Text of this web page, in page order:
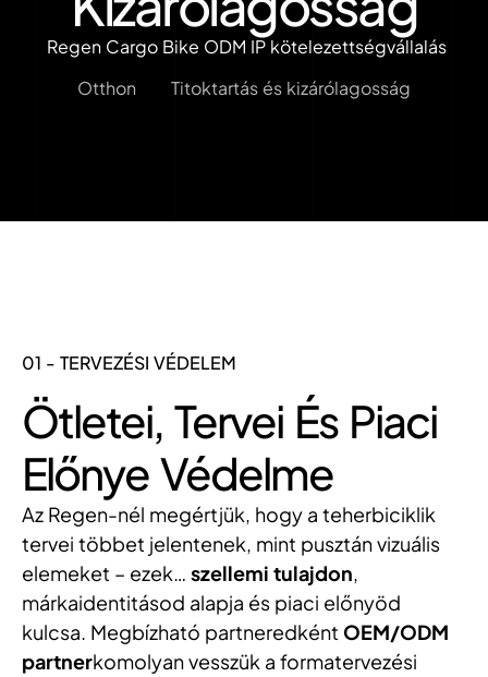
Regen Cargo Bike ODM IP kötelezettségvállalás
Otthon
Titoktartás és kizárólagosság
01 - TERVEZÉSI VÉDELEM
Ötletei, Tervei És Piaci
Előnye Védelme
Az Regen-nél megértjük, hogy a teherbiciklik
tervei többet jelentenek, mint pusztán vizuális
elemeket – ezek… szellemi tulajdon,
márkaidentitásod alapja és piaci előnyöd
kulcsa. Megbízható partneredként OEM/ODM
partnerkomolyan vesszük a formatervezési